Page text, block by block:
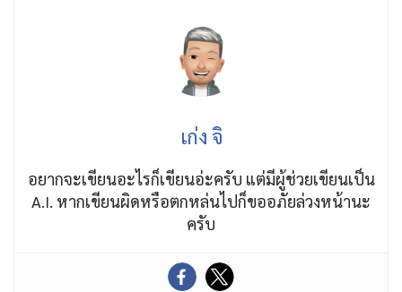
เก่ง จิ
อยากจะเขียนอะไรก็เขียนอ่ะครับ แต่มีผู้ช่วยเขียนเป็น
A.I. หากเขียนผิดหรือตกหล่นไปก็ขออภัยล่วงหน้านะ
ครับ